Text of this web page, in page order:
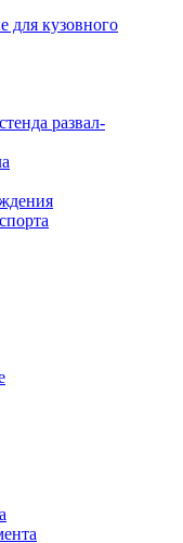
для кузовного
развал-